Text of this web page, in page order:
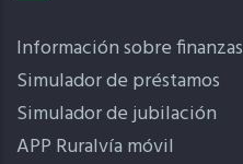
Información sobre finanzas
Simulador de préstamos
Simulador de jubilación
APP Ruralvía móvil